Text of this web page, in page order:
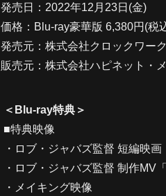
発売日：2022年12月23日(金)
価格：Blu-ray豪華版 6,380円(税
発売元：株式会社クロックワー
販売元：株式会社ハピネット・
＜Blu-ray特典＞
■特典映像
・ロブ・ジャバズ監督 短編映画
・ロブ・ジャバズ監督 制作MV
・メイキング映像